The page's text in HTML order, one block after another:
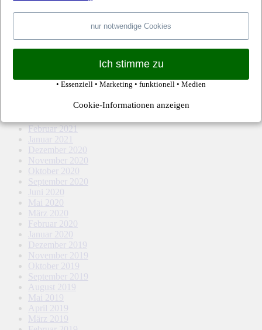
März 2022
August 2021
Februar 2021
Januar 2021
Dezember 2020
November 2020
Oktober 2020
September 2020
Juni 2020
Mai 2020
März 2020
Februar 2020
Januar 2020
Dezember 2019
November 2019
Oktober 2019
September 2019
August 2019
Mai 2019
April 2019
März 2019
nur notwendige Cookies
Ich stimme zu
• Essenziell • Marketing • funktionell • Medien
Cookie-Informationen anzeigen